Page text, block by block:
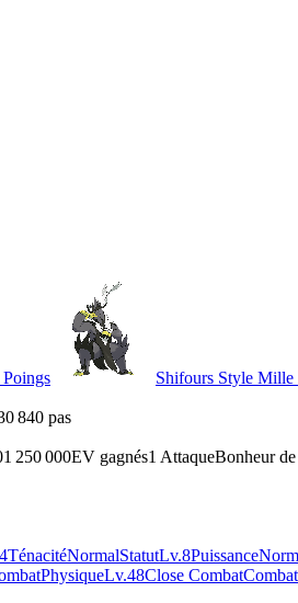
Shifours Style Mille
840 pas
1 250 000EV gagnés1 AttaqueBonheur de
TénacitéNormalStatutLv.8Puissance
PhysiqueLv.48Close CombatCombat